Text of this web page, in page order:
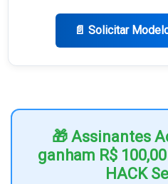
📄 Solicitar
🎁 Assinantes
ganham R$
HACK